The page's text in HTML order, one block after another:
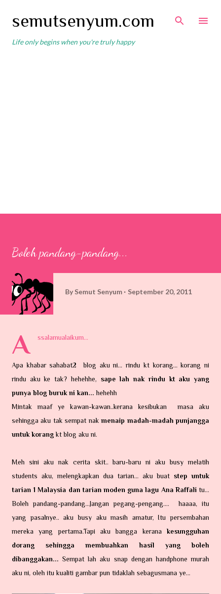
semutsenyum.com
Life only begins when you're truly happy
Boleh pandang-pandang...
By Semut Senyum September 20, 2011
A ssalamualaikum...
Apa khabar sahabat2 blog aku ni... rindu kt korang... korang ni
rindu aku ke tak? hehehhe, sape lah nak rindu kt aku yang
punya blog buruk ni kan... hehehh
Mintak maaf ye kawan-kawan..kerana kesibukan masa aku
sehingga aku tak sempat nakmenaip madah-madah punjangga
untuk korang kt blog aku ni.
Meh sini aku nak cerita skit.. baru-baru ni aku busy melatih
students aku, melengkapkan dua tarian... aku buat step untuk
tarian 1 Malaysia dan tarian moden guna lagu Ana Raffali tu...
Boleh pandang-pandang...Jangan pegang-pengang.... haaaa, itu
yang pasalnye.. aku busy aku masih amatur, Itu persembahan
mereka yang pertama.Tapi aku bangga keranakesungguhan
dorang sehingga membuahkan hasil yang boleh
dibanggakan...Sempat lah aku snap dengan handphone murah
aku ni, oleh itu kualiti gambar pun tidaklah sebagusmana ye...